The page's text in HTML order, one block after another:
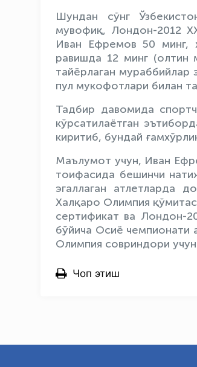
Шундан сўнг
мувофиқ, Лондон-2012
Иван Ефремов 50 минг,
равишда 12 минг (олтин
тайёрлаган
пул мукофотлари билан
Тадбир давомида
кўрсатилаётган
киритиб, бундай
Маълумот учун, Иван
тоифасида бешинчи
эгаллаган атлетларда
Халқаро Олимпия
сертификат ва Лондон-
бўйича Осиё чемпионати
Олимпия совриндори
Чоп этиш